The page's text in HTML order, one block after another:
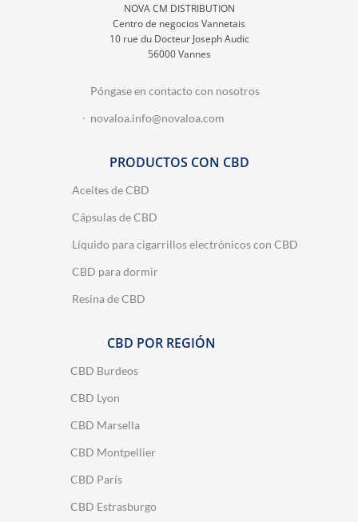
13 opiniones
NOVA CM DISTRIBUTION
Centro de negocios Vannetais
10 rue du Docteur Joseph Audic
56000 Vannes
Póngase en contacto con nosotros
novaloa.info@novaloa.com
PRODUCTOS CON CBD
Aceites de CBD
Cápsulas de CBD
Líquido para cigarrillos electrónicos con CBD
CBD para dormir
Resina de CBD
CBD POR REGIÓN
CBD Burdeos
CBD Lyon
CBD Marsella
CBD Montpellier
CBD París
CBD Estrasburgo